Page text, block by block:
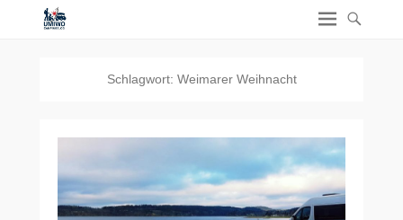
Schlagwort: Weimarer Weihnacht